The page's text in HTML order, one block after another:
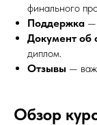
финального
Поддержка —
Документ об
диплом.
Отзывы —
Обзор